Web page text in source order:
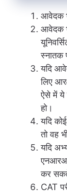
आवेदक
आवेदक
स्नातक
यदि
लिए
ऐसे में ये
हो।
यदि
तो वह
यदि
कर
CAT